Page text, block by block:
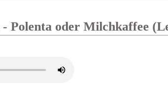
Polenta oder Milchkaffee